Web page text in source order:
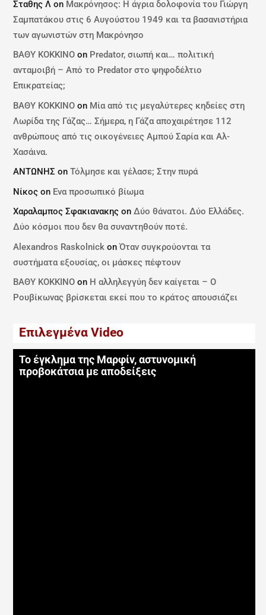
Σταθης Λ on Μακρόνησος: Η άγρια δολοφονία του Γιώργη
Σαμπατάκου στις 6 Αυγούστου 1949 και τα βασανιστήρια
των αγωνιστών στη Μακρόνησο
ΒΑΘΥ ΚΟΚΚΙΝΟ on Predator, σιωπή και… πολιτική
ανταμοιβή – Από το Predator στο ψηφοδέλτιο
Επικρατείας;
ΒΑΘΥ ΚΟΚΚΙΝΟ on Μία από τις μεγαλύτερες κηδείες στη
Λωρίδα της Γάζας… Σήμερα, η Γάζα αποχαιρέτησε 112
ανθρώπους από τις οικογένειες Αμπού Σαρία και Αλ-
Χασάινα.
ΑΝΤΩΝΗΣ onΤόλμησε και γέλασε; Στην πυρά
Νίκος on Ενα προσωπικό βίωμα
Χαραλαμπος Σφακιανακης onΔύο θάνατοι. Δύο Ελλάδες.
Δύο κόσμοι που δεν θα συναντηθούν ποτέ.
Alexandros Raskolnick onΌταν συγκρούονται τα
συστήματα εξουσίας, οι μάσκες πέφτουν
ΒΑΘΥ ΚΟΚΚΙΝΟ on Η αλληλεγγύη δεν καίγεται – Ο
Ρουβίκωνας βρίσκεται εκεί που το κράτος απουσιάζει
Επιλεγμένα Video
Το έγκλημα της Μαρφίν, αστυνομική
προβοκάτσια με αποδείξεις